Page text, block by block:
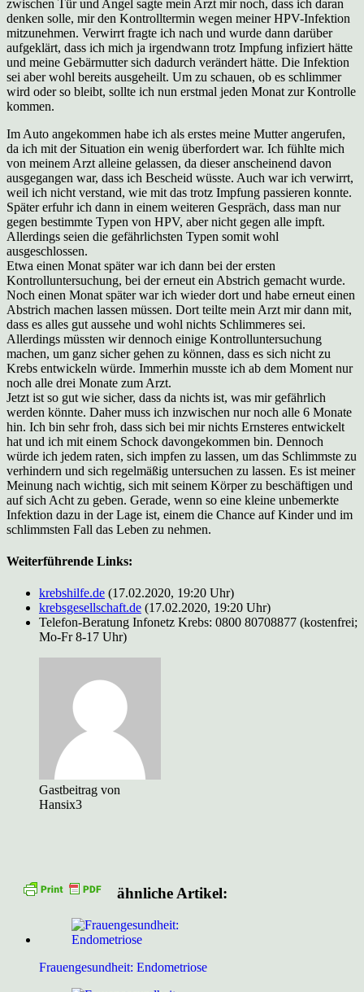
zwischen Tür und Angel sagte mein Arzt mir noch, dass ich daran
denken solle, mir den Kontrolltermin wegen meiner HPV-Infektion
mitzunehmen. Verwirrt fragte ich nach und wurde dann darüber
aufgeklärt, dass ich mich ja irgendwann trotz Impfung infiziert hätte
und meine Gebärmutter sich dadurch verändert hätte. Die Infektion
sei aber wohl bereits ausgeheilt. Um zu schauen, ob es schlimmer
wird oder so bleibt, sollte ich nun erstmal jeden Monat zur Kontrolle
kommen.
Im Auto angekommen habe ich als erstes meine Mutter angerufen,
da ich mit der Situation ein wenig überfordert war. Ich fühlte mich
von meinem Arzt alleine gelassen, da dieser anscheinend davon
ausgegangen war, dass ich Bescheid wüsste. Auch war ich verwirrt,
weil ich nicht verstand, wie mit das trotz Impfung passieren konnte.
Später erfuhr ich dann in einem weiteren Gespräch, dass man nur
gegen bestimmte Typen von HPV, aber nicht gegen alle impft.
Allerdings seien die gefährlichsten Typen somit wohl
ausgeschlossen.
Etwa einen Monat später war ich dann bei der ersten
Kontrolluntersuchung, bei der erneut ein Abstrich gemacht wurde.
Noch einen Monat später war ich wieder dort und habe erneut einen
Abstrich machen lassen müssen. Dort teilte mein Arzt mir dann mit,
dass es alles gut aussehe und wohl nichts Schlimmeres sei.
Allerdings müssten wir dennoch einige Kontrolluntersuchung
machen, um ganz sicher gehen zu können, dass es sich nicht zu
Krebs entwickeln würde. Immerhin musste ich ab dem Moment nur
noch alle drei Monate zum Arzt.
Jetzt ist so gut wie sicher, dass da nichts ist, was mir gefährlich
werden könnte. Daher muss ich inzwischen nur noch alle 6 Monate
hin. Ich bin sehr froh, dass sich bei mir nichts Ernsteres entwickelt
hat und ich mit einem Schock davongekommen bin. Dennoch
würde ich jedem raten, sich impfen zu lassen, um das Schlimmste zu
verhindern und sich regelmäßig untersuchen zu lassen. Es ist meiner
Meinung nach wichtig, sich mit seinem Körper zu beschäftigen und
auf sich Acht zu geben. Gerade, wenn so eine kleine unbemerkte
Infektion dazu in der Lage ist, einem die Chance auf Kinder und im
schlimmsten Fall das Leben zu nehmen.
Weiterführende Links:
krebshilfe.de (17.02.2020, 19:20 Uhr)
krebsgesellschaft.de (17.02.2020, 19:20 Uhr)
Telefon-Beratung Infonetz Krebs: 0800 80708877 (kostenfrei;
Mo-Fr 8-17 Uhr)
Gastbeitrag von
Hansix3
ähnliche Artikel:
Frauengesundheit: Endometriose